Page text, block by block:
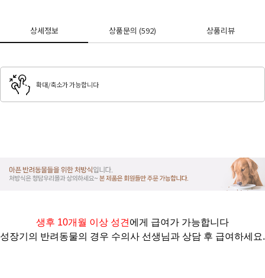
상세정보 상품문의 (592) 상품리뷰
확대/축소가 가능합니다
생후 10개월 이상 성견 에게 급여가 가능합니다
성장기의 반려동물의 경우 수의사 선생님과 상담 후 급여하세요.